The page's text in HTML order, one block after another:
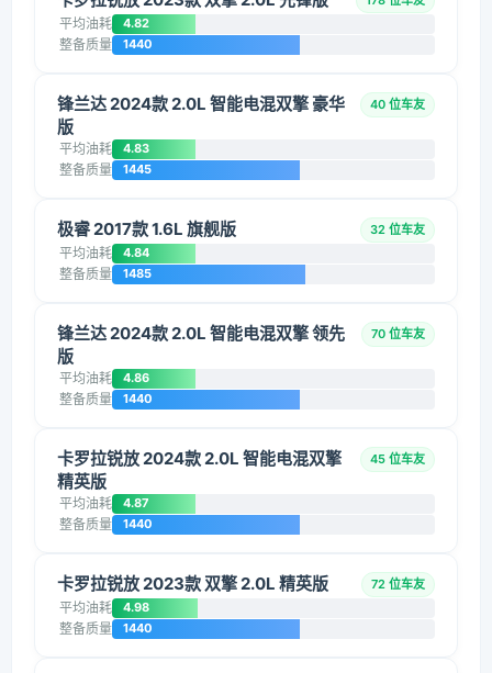
平均油耗 4.82
整备质量 1440
锋兰达 2024款 2.0L 智能电混双擎 豪华
版
40 位车友
平均油耗 4.83
整备质量 1445
极睿 2017款 1.6L 旗舰版 32 位车友
平均油耗 4.84
整备质量 1485
锋兰达 2024款 2.0L 智能电混双擎 领先
版
70 位车友
平均油耗 4.86
整备质量 1440
卡罗拉锐放 2024款 2.0L 智能电混双擎
精英版
45 位车友
平均油耗 4.87
整备质量 1440
卡罗拉锐放 2023款 双擎 2.0L 精英版 72 位车友
平均油耗 4.98
整备质量 1440